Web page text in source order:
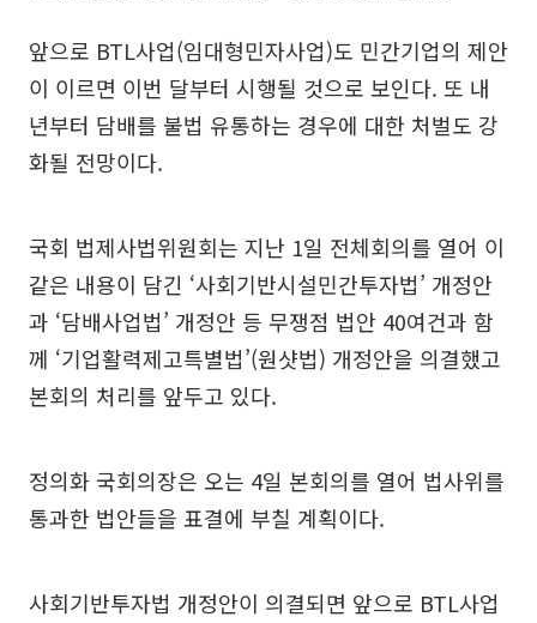
앞으로 BTL사업(임대형민자사업)도 민간기업의 제안
이 이르면 이번 달부터 시행될 것으로 보인다. 또 내
년부터 담배를 불법 유통하는 경우에 대한 처벌도 강
화될 전망이다.
국회 법제사법위원회는 지난 1일 전체회의를 열어 이
같은 내용이 담긴 ‘사회기반시설민간투자법’ 개정안
과 ‘담배사업법’ 개정안 등 무쟁점 법안 40여건과 함
께 ‘기업활력제고특별법’(원샷법) 개정안을 의결했고
본회의 처리를 앞두고 있다.
정의화 국회의장은 오는 4일 본회의를 열어 법사위를
통과한 법안들을 표결에 부칠 계획이다.
사회기반투자법 개정안이 의결되면 앞으로 BTL사업